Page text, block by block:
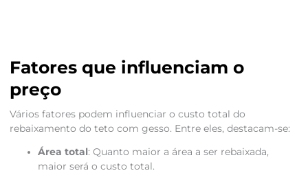
Fatores que influenciam o
preço
Vários fatores podem influenciar o custo total do
rebaixamento do teto com gesso. Entre eles, destacam-se:
Área total: Quanto maior a área a ser rebaixada,
maior será o custo total.